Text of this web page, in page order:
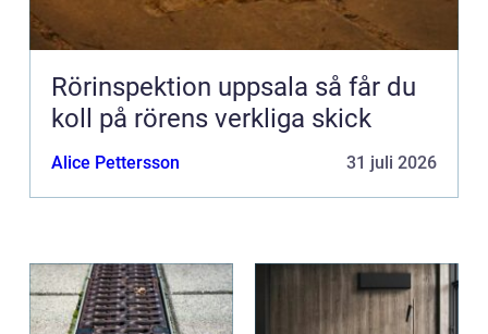
Rörinspektion uppsala så får du
koll på rörens verkliga skick
Alice Pettersson 31 juli 2026